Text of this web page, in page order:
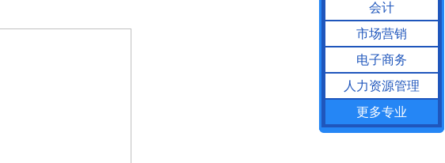
会计
市场营销
电子商务
人力资源管理
更多专业